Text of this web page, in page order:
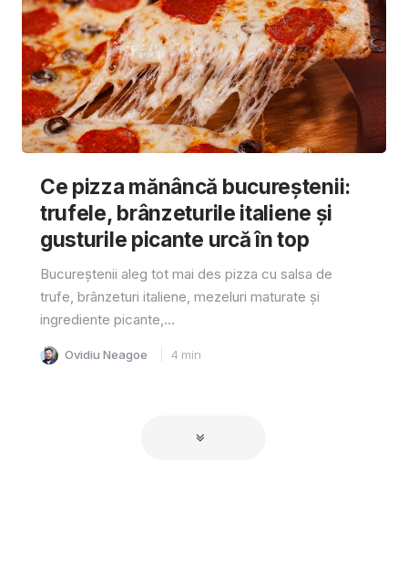
Ce pizza mănâncă bucureștenii:
trufele, brânzeturile italiene și
gusturile picante urcă în top
Bucureștenii aleg tot mai des pizza cu salsa de
trufe, brânzeturi italiene, mezeluri maturate și
ingrediente picante,...
Ovidiu Neagoe 4 min